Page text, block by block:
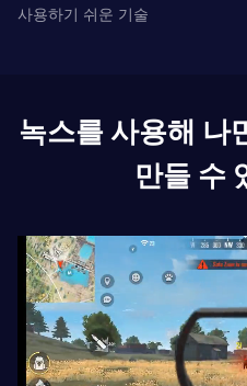
사용하기 쉬운 기술
녹스를 사용해 나
만들 수